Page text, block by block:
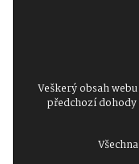
Veškerý obsah
předchozí